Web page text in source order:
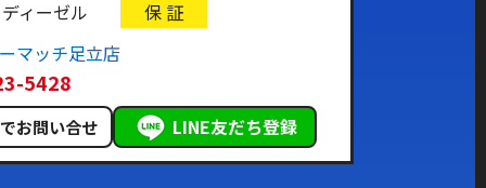
ディーゼル
保 証
マッチ足立店
5428
お問い合せ LINE友だち登録